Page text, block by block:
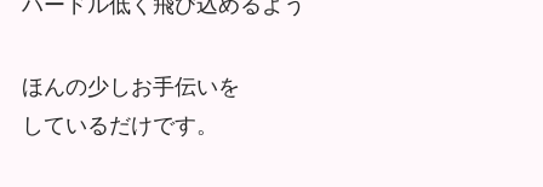
ハードル低く飛び込めるよう
ほんの少しお手伝いを
しているだけです。